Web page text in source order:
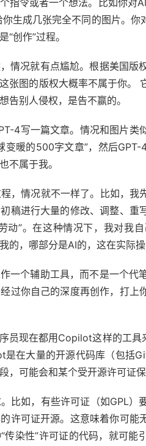
指令或者一个想法。比如你对
生成几张完全不同的图片。
创作”过程。
情况就有点尴尬。根据美国版
张图的版权大概率不属于你。
告别人侵权，是告不赢的。
4写一篇文章。情况和图片类
变暖的500字文章”，然后
不属于我。
，情况就不一样了。比如，我
稿进行大量的修改、调整、重
动”。在这种情况下，我对我
的，哪部分是AI的，这在实际操
一个辅助工具，而不是一个代
过你自己的深度再创作，打上
员现在都用Copilot这样的工
在大量的开源代码库（包括
，可能会和某个受开源许可证保
比如，有些许可证（如GPL）
许可证开源。这意味着你可能
传染性”许可证的代码，就可